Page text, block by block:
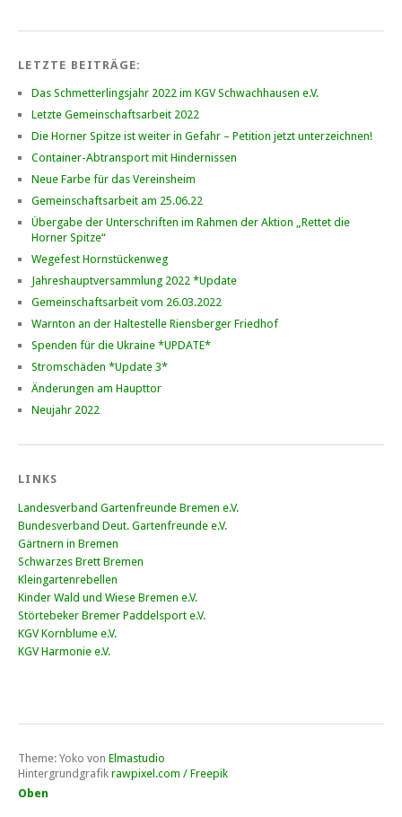
LETZTE BEITRÄGE:
Das Schmetterlingsjahr 2022 im KGV Schwachhausen e.V.
Letzte Gemeinschaftsarbeit 2022
Die Horner Spitze ist weiter in Gefahr – Petition jetzt unterzeichnen!
Container-Abtransport mit Hindernissen
Neue Farbe für das Vereinsheim
Gemeinschaftsarbeit am 25.06.22
Übergabe der Unterschriften im Rahmen der Aktion „Rettet die
Horner Spitze“
Wegefest Hornstückenweg
Jahreshauptversammlung 2022 *Update
Gemeinschaftsarbeit vom 26.03.2022
Warnton an der Haltestelle Riensberger Friedhof
Spenden für die Ukraine *UPDATE*
Stromschäden *Update 3*
Änderungen am Haupttor
Neujahr 2022
LINKS
Landesverband Gartenfreunde Bremen e.V.
Bundesverband Deut. Gartenfreunde e.V.
Gärtnern in Bremen
Schwarzes Brett Bremen
Kleingartenrebellen
Kinder Wald und Wiese Bremen e.V.
Störtebeker Bremer Paddelsport e.V.
KGV Kornblume e.V.
KGV Harmonie e.V.
Theme: Yoko von Elmastudio
Hintergrundgrafik rawpixel.com / Freepik
Oben